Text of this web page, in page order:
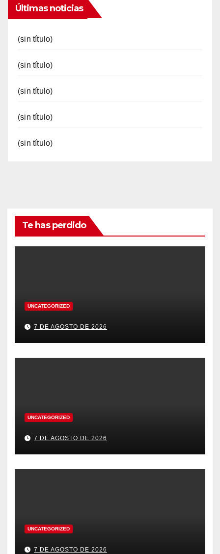
Últimas noticias
(sin título)
(sin título)
(sin título)
(sin título)
(sin título)
Te has perdido
UNCATEGORIZED
7 DE AGOSTO DE 2026
UNCATEGORIZED
7 DE AGOSTO DE 2026
UNCATEGORIZED
7 DE AGOSTO DE 2026